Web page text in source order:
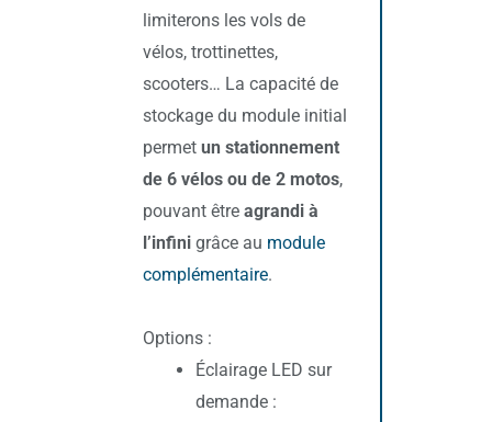
limiterons les vols de
vélos, trottinettes,
scooters… La capacité de
stockage du module initial
permet un stationnement
de 6 vélos ou de 2 motos,
pouvant être agrandi à
l’infini grâce au module
complémentaire.
Options :
Éclairage LED sur
demande :